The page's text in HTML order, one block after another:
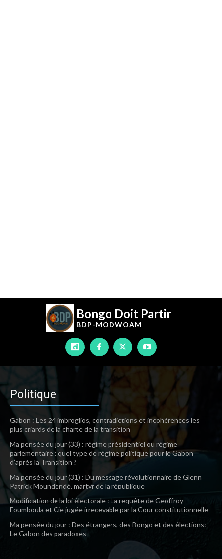
Bongo Doit Partir
BDP-MODWOAM
Politique
Gabon : Les 24 imbroglios, contradictions et incohérences les
plus criards de la charte de la transition
Ma pensée du jour (33) : régime présidentiel ou régime
parlementaire : quel type de régime politique pour le Gabon
d’après la Transition ?
Ma pensée du jour (31) : Du message révolutionnaire de Glenn
Patrick Moundendé, martyr de la république
Modification de la loi électorale : La requête de Geoffroy
Foumboula et Cie jugée irrecevable par la Cour constitutionnelle
Ma pensée du jour : Des étrangers, des Bongo et des élections:
Le Gabon des paradoxes